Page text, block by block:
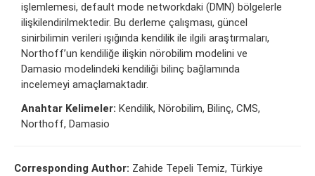
işlemlemesi, default mode networkdaki (DMN) bölgelerle
ilişkilendirilmektedir. Bu derleme çalışması, güncel
sinirbilimin verileri ışığında kendilik ile ilgili araştırmaları,
Northoff’un kendiliğe ilişkin nörobilim modelini ve
Damasio modelindeki kendiliği bilinç bağlamında
incelemeyi amaçlamaktadır.
Anahtar Kelimeler: Kendilik, Nörobilim, Bilinç, CMS,
Northoff, Damasio
Corresponding Author: Zahide Tepeli Temiz, Türkiye